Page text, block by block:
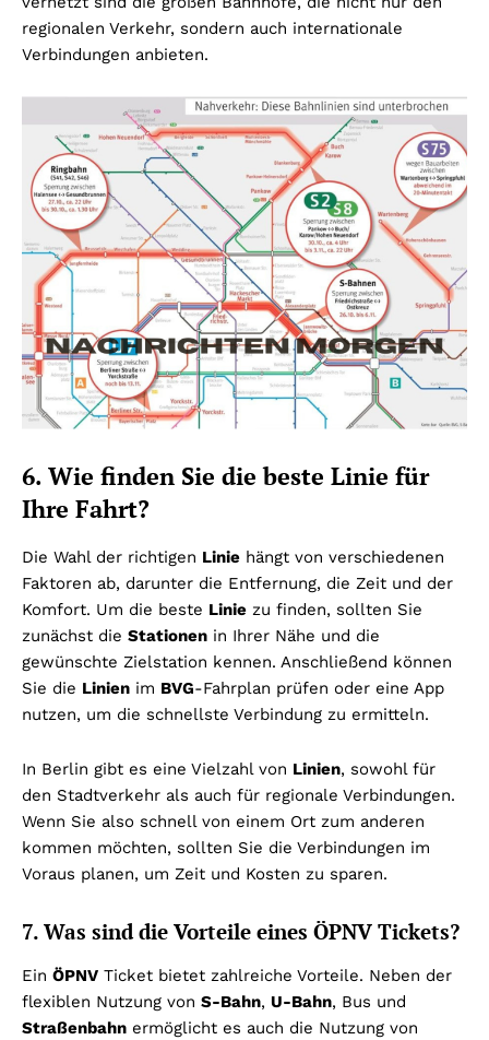
regionalen Verkehr, sondern auch internationale
Verbindungen anbieten.
6. Wie finden Sie die beste Linie für
Ihre Fahrt?
Die Wahl der richtigen Linie hängt von verschiedenen
Faktoren ab, darunter die Entfernung, die Zeit und der
Komfort. Um die beste Linie zu finden, sollten Sie
zunächst die Stationen in Ihrer Nähe und die
gewünschte Zielstation kennen. Anschließend können
Sie die Linien im BVG-Fahrplan prüfen oder eine App
nutzen, um die schnellste Verbindung zu ermitteln.
In Berlin gibt es eine Vielzahl von Linien, sowohl für
den Stadtverkehr als auch für regionale Verbindungen.
Wenn Sie also schnell von einem Ort zum anderen
kommen möchten, sollten Sie die Verbindungen im
Voraus planen, um Zeit und Kosten zu sparen.
7. Was sind die Vorteile eines ÖPNV Tickets?
Ein ÖPNV Ticket bietet zahlreiche Vorteile. Neben der
flexiblen Nutzung von S-Bahn, U-Bahn, Bus und
Straßenbahn ermöglicht es auch die Nutzung von